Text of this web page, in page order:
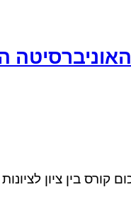
קורס בין ציון